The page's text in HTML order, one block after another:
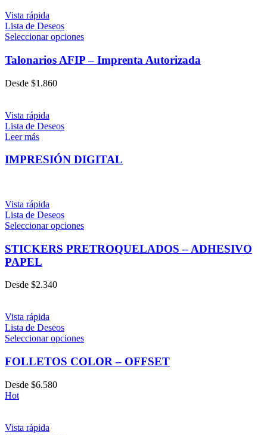
Vista rápida
Lista de Deseos
Seleccionar opciones
Talonarios AFIP – Imprenta Autorizada
Desde $1.860
Vista rápida
Lista de Deseos
Leer más
IMPRESIÓN DIGITAL
Vista rápida
Lista de Deseos
Seleccionar opciones
STICKERS PRETROQUELADOS – ADHESIVO
PAPEL
Desde $2.340
Vista rápida
Lista de Deseos
Seleccionar opciones
FOLLETOS COLOR – OFFSET
Desde $6.580
Hot
Vista rápida